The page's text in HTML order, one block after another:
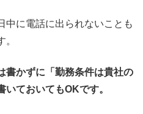
中に電話に出られないことも
書かずに「勤務条件は貴社の
ておいてもOKです。